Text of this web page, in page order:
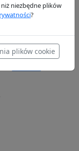
P124837
Donaldson
niezbędne plików
?
plików cookie